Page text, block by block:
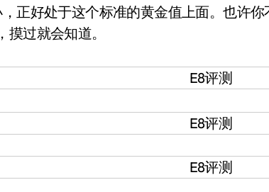
正好处于这个标准的黄金值上面。也许
过就会知道。